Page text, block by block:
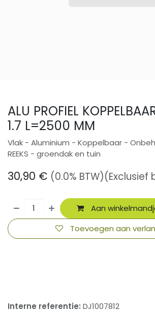
ALU PROFIEL
1.7 L=2500 MM
Vlak - Aluminium - Koppelbaar -
REEKS - groendak en tuin
30,90 € (0.0% BTW)(Exclusief
Aan
Toevoegen aan
Interne referentie: DJ1007812